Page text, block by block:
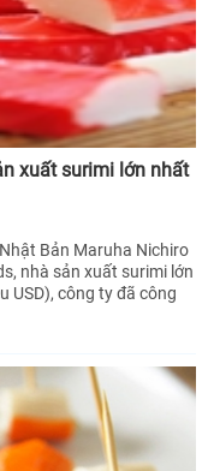
xuất surimi lớn nhất
Bản Maruha Nichiro
nhà sản xuất surimi lớn
USD), công ty đã công